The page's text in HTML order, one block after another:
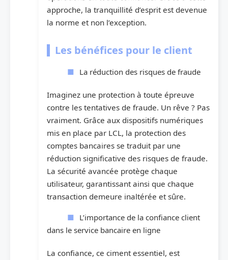
approche, la tranquillité d’esprit est devenue
la norme et non l’exception.
Les bénéfices pour le client
La réduction des risques de fraude
Imaginez une protection à toute épreuve
contre les tentatives de fraude. Un rêve ? Pas
vraiment. Grâce aux dispositifs numériques
mis en place par LCL, la protection des
comptes bancaires se traduit par une
réduction significative des risques de fraude.
La sécurité avancée protège chaque
utilisateur, garantissant ainsi que chaque
transaction demeure inaltérée et sûre.
L’importance de la confiance client
dans le service bancaire en ligne
La confiance, ce ciment essentiel, est